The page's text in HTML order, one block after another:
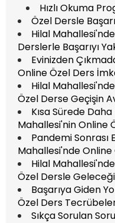
Hızlı Okuma
Özel Dersle
Hilal
Derslerle Başarıyı
Evinizden
Online Özel Ders
Hilal
Özel Derse Geçişin
Kısa Sürede
Mahallesi'nin Online
Pandemi Sonrası
Mahallesi'nde Online
Hilal
Özel Dersle
Başarıya Giden
Özel Ders
Sıkça Sorulan